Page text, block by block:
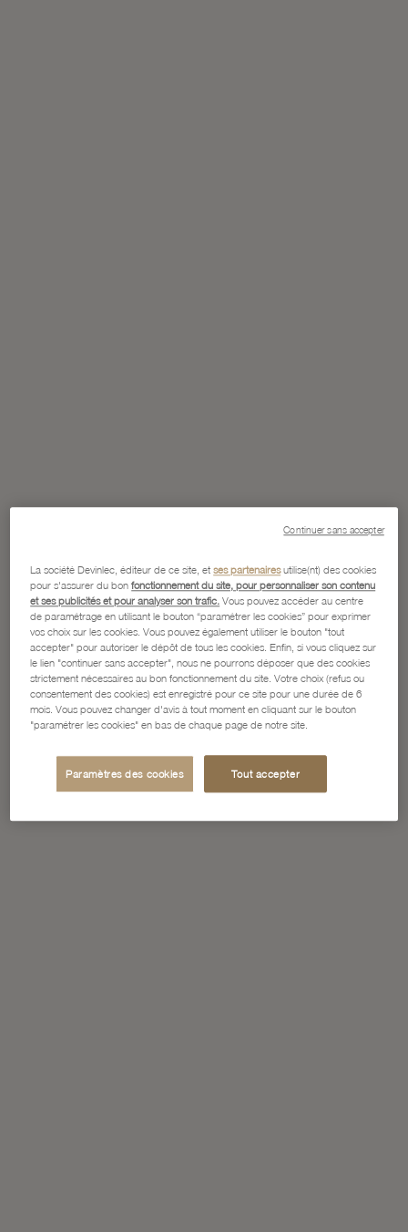
La société Devinlec, éditeur de ce site, etses partenairesutilise(nt) des cookies
pour s'assurer du bonfonctionnement du site, pour personnaliser son contenu
et ses publicités et pour analyser son trafic. Vous pouvez accéder au centre
de paramétrage en utilisant le bouton “paramétrer les cookies” pour exprimer
vos choix sur les cookies. Vous pouvez également utiliser le bouton "tout
accepter" pour autoriser le dépôt de tous les cookies. Enfin, si vous cliquez sur
le lien "continuer sans accepter", nous ne pourrons déposer que des cookies
strictement nécessaires au bon fonctionnement du site. Votre choix (refus ou
consentement des cookies) est enregistré pour ce site pour une durée de 6
mois. Vous pouvez changer d'avis à tout moment en cliquant sur le bouton
"paramétrer les cookies" en bas de chaque page de notre site.
Paramètres des cookies Tout accepter
Continuer sans accepter